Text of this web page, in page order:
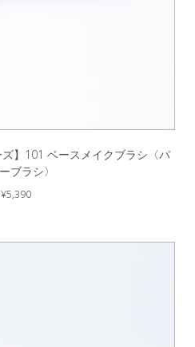
ズ】101 ベースメイクブラシ〈パ
ブラシ〉
¥5,390